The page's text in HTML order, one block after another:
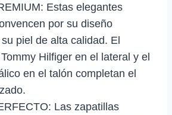
Estas elegantes
por su diseño
piel de alta calidad. El
Hilfiger en el lateral y el
en el talón completan el
Las zapatillas